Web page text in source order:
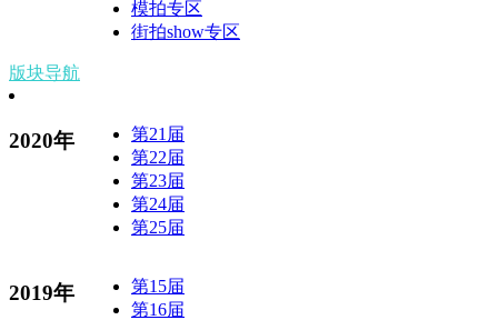
模拍专区
街拍show专区
版块导航
2020年
第21届
第22届
第23届
第24届
第25届
2019年
第15届
第16届